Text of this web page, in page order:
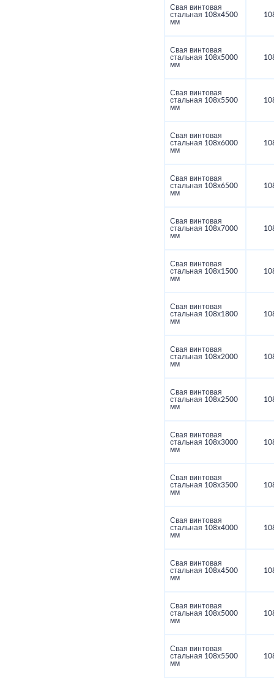
Свая винтовая
стальная 108х4500
мм
Свая винтовая
стальная 108х5000
мм
Свая винтовая
стальная 108х5500
мм
Свая винтовая
стальная 108х6000
мм
Свая винтовая
стальная 108х6500
мм
Свая винтовая
стальная 108х7000
мм
Свая винтовая
стальная 108х1500
мм
Свая винтовая
стальная 108х1800
мм
Свая винтовая
стальная 108х2000
мм
Свая винтовая
стальная 108х2500
мм
Свая винтовая
стальная 108х3000
мм
Свая винтовая
стальная 108х3500
мм
Свая винтовая
стальная 108х4000
мм
Свая винтовая
стальная 108х4500
мм
Свая винтовая
стальная 108х5000
мм
Свая винтовая
стальная 108х5500
мм